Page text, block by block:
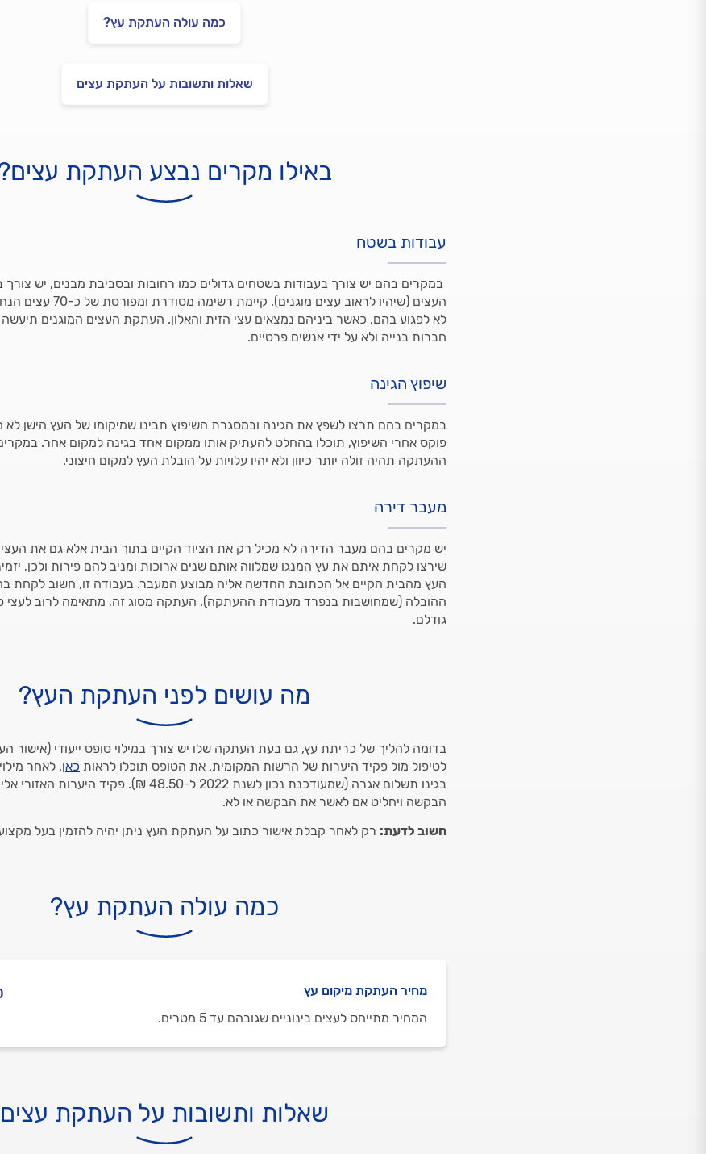
כמה עולה העתקת עץ?
שאלות ותשובות על העתקת עצים
באילו מקרים נבצע העתקת
עבודות בשטח
במקרים בהם יש צורך בעבודות בשטחים גדולים כמו רחובות ובסביבת מבנים, יש
העצים (שיהיו לראוב עצים
לא לפגוע בהם, כאשר ביניהם נמצאים עצי הזית והאלון. העתקת העצים המוגנים תיעשה
חברות בנייה ולא על ידי אנשים פרטיים.
שיפוץ הגינה
במקרים בהם תרצו לשפץ את הגינה ובמסגרת השיפוץ תבינו שמיקומו של העץ הישן
פוקס אחרי השיפוץ, תוכלו בהחלט להעתיק אותו ממקום אחד בגינה למקום אחר.
ההעתקה תהיה זולה יותר כיוון ולא יהיו עלויות על הובלת העץ למקום חיצוני.
מעבר דירה
יש מקרים בהם מעבר הדירה לא מכיל רק את הציוד הקיים בתוך הבית אלא גם את
שירצו לקחת איתם את עץ המנגו שמלווה אותם שנים ארוכות ומניב להם פירות ולכן,
העץ מהבית הקיים אל הכתובת החדשה אליה מבוצע המעבר. בעבודה זו, חשוב לקחת
ההובלה (שמחושבות בנפרד מעבודת ההעתקה). העתקה מסוג זה, מתאימה לרוב לעצי
גודלם.
מה עושים לפני העתקת העץ?
בדומה להליך של כריתת עץ, גם בעת העתקה שלו יש צורך במילוי טופס ייעודי (אישור
לטיפול מול פקיד היערות של הרשות המקומית. את הטופס תוכלו לראות כאן. לאחר
בגינו תשלום אגרה (שמעודכנת נכון לשנת 2022 ל-48.50 ₪).
הבקשה ויחליט אם לאשר את הבקשה או לא.
חשוב לדעת: רק לאחר קבלת אישור כתוב על העתקת העץ ניתן יהיה להזמין בעל
כמה עולה העתקת עץ?
מחיר העתקת מיקום עץ
המחיר מתייחס לעצים בינוניים שגובהם עד 5 מטרים.
שאלות ותשובות על העתקת עצים